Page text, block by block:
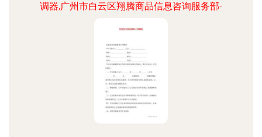
调器,广州市白云区翔腾商品信息咨询服务部-